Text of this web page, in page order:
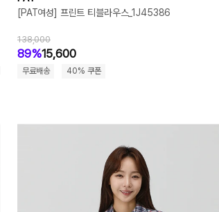
[PAT여성] 프린트 티블라우스_1J45386
138,000
89%15,600
무료배송 40% 쿠폰